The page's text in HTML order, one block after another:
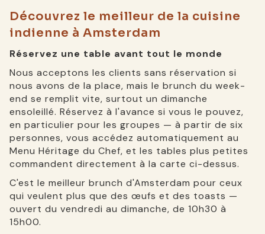
Découvrez le meilleur de la cuisine
indienne à Amsterdam
Réservez une table avant tout le monde
Nous acceptons les clients sans réservation si
nous avons de la place, mais le brunch du week-
end se remplit vite, surtout un dimanche
ensoleillé. Réservez à l'avance si vous le pouvez,
en particulier pour les groupes — à partir de six
personnes, vous accédez automatiquement au
Menu Héritage du Chef, et les tables plus petites
commandent directement à la carte ci-dessus.
C'est le meilleur brunch d'Amsterdam pour ceux
qui veulent plus que des œufs et des toasts —
ouvert du vendredi au dimanche, de 10h30 à
15h00.